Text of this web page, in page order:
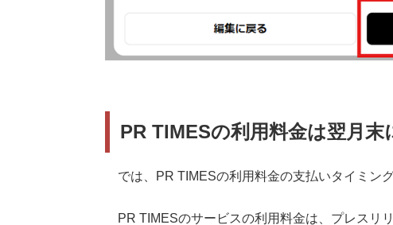
PR TIMESの利用料金は翌月末
では、PR TIMESの利用料金の支払いタイミン
PR TIMESのサービスの利用料金は、プレスリ